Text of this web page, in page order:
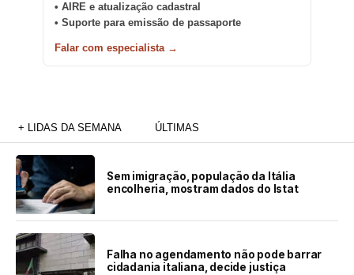
• AIRE e atualização cadastral
• Suporte para emissão de passaporte
Falar com especialista →
+ LIDAS DA SEMANA ÚLTIMAS
Sem imigração, população da Itália
encolheria, mostram dados do Istat
Falha no agendamento não pode barrar
cidadania italiana, decide justiça